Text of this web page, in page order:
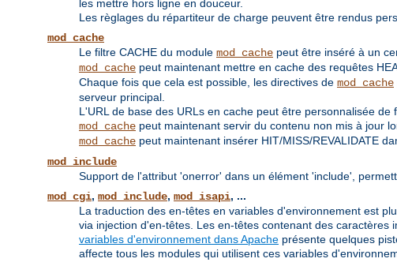
les mettre hors ligne en douceur.
Les règlages du répartiteur de charge peuvent être rendus
mod_cache
Le filtre CACHE du module mod_cache peut être inséré à un
mod_cache peut maintenant mettre en cache des requêtes
Chaque fois que cela est possible, les directives de mod_cache
serveur principal.
L'URL de base des URLs en cache peut être personnalisée
mod_cache peut maintenant servir du contenu non mis à jour
mod_cache peut maintenant insérer HIT/MISS/REVALIDATE
mod_include
Support de l'attribut 'onerror' dans un élément 'include',
mod_cgi, mod_include, mod_isapi, ...
La traduction des en-têtes en variables d'environnement est
via injection d'en-têtes. Les en-têtes contenant des
variables d'environnement dans Apache présente quelques
affecte tous les modules qui utilisent ces variables